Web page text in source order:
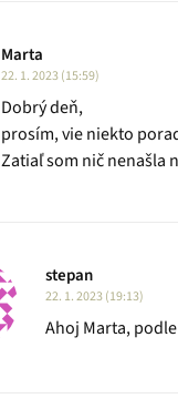
Marta
22. 1. 2023 (15:59)
Dobrý deň,
prosím, vie niekto
Zatiaľ som nič nenašla
stepan
22. 1. 2023 (19:13)
Ahoj Marta,